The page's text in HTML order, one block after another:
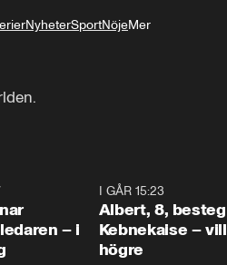
NyheterSportNöjeMer
– i
I GÅR 15:23
Albert, 8, besteg
Kebnekaise – vill
högre